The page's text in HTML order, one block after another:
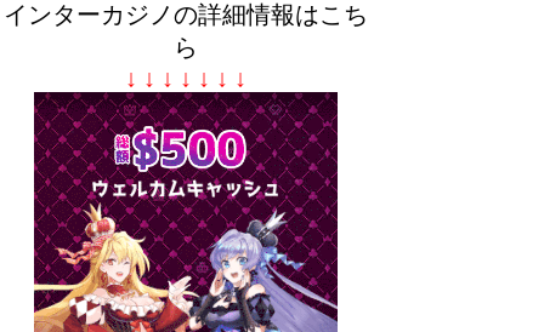
インターカジノの詳細情報はこち
ら
↓ ↓ ↓ ↓ ↓ ↓ ↓